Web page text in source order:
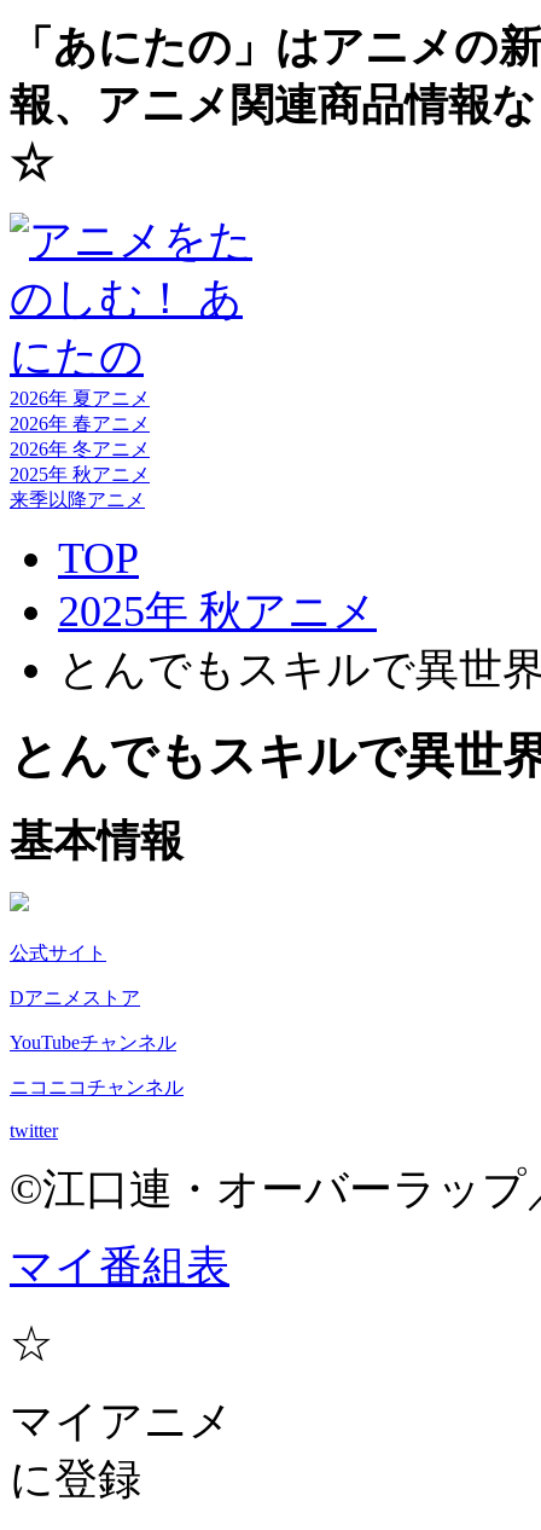
「あにたの」はアニメの
報、アニメ関連商品情報
☆
2026年 夏アニメ
2026年 春アニメ
2026年 冬アニメ
2025年 秋アニメ
来季以降アニメ
TOP
2025年 秋アニメ
とんでもスキルで異世
とんでもスキルで異世
基本情報
公式サイト
Dアニメストア
YouTubeチャンネル
ニコニコチャンネル
twitter
©江口連・オーバーラッ
マイ番組表
☆
マイアニメ
に登録